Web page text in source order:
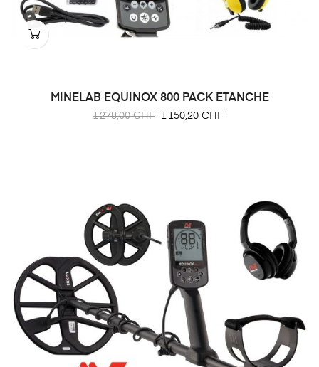
MINELAB EQUINOX 800 PACK ETANCHE
Prix
1 278,00 CHF Prix
1 150,20 CHF